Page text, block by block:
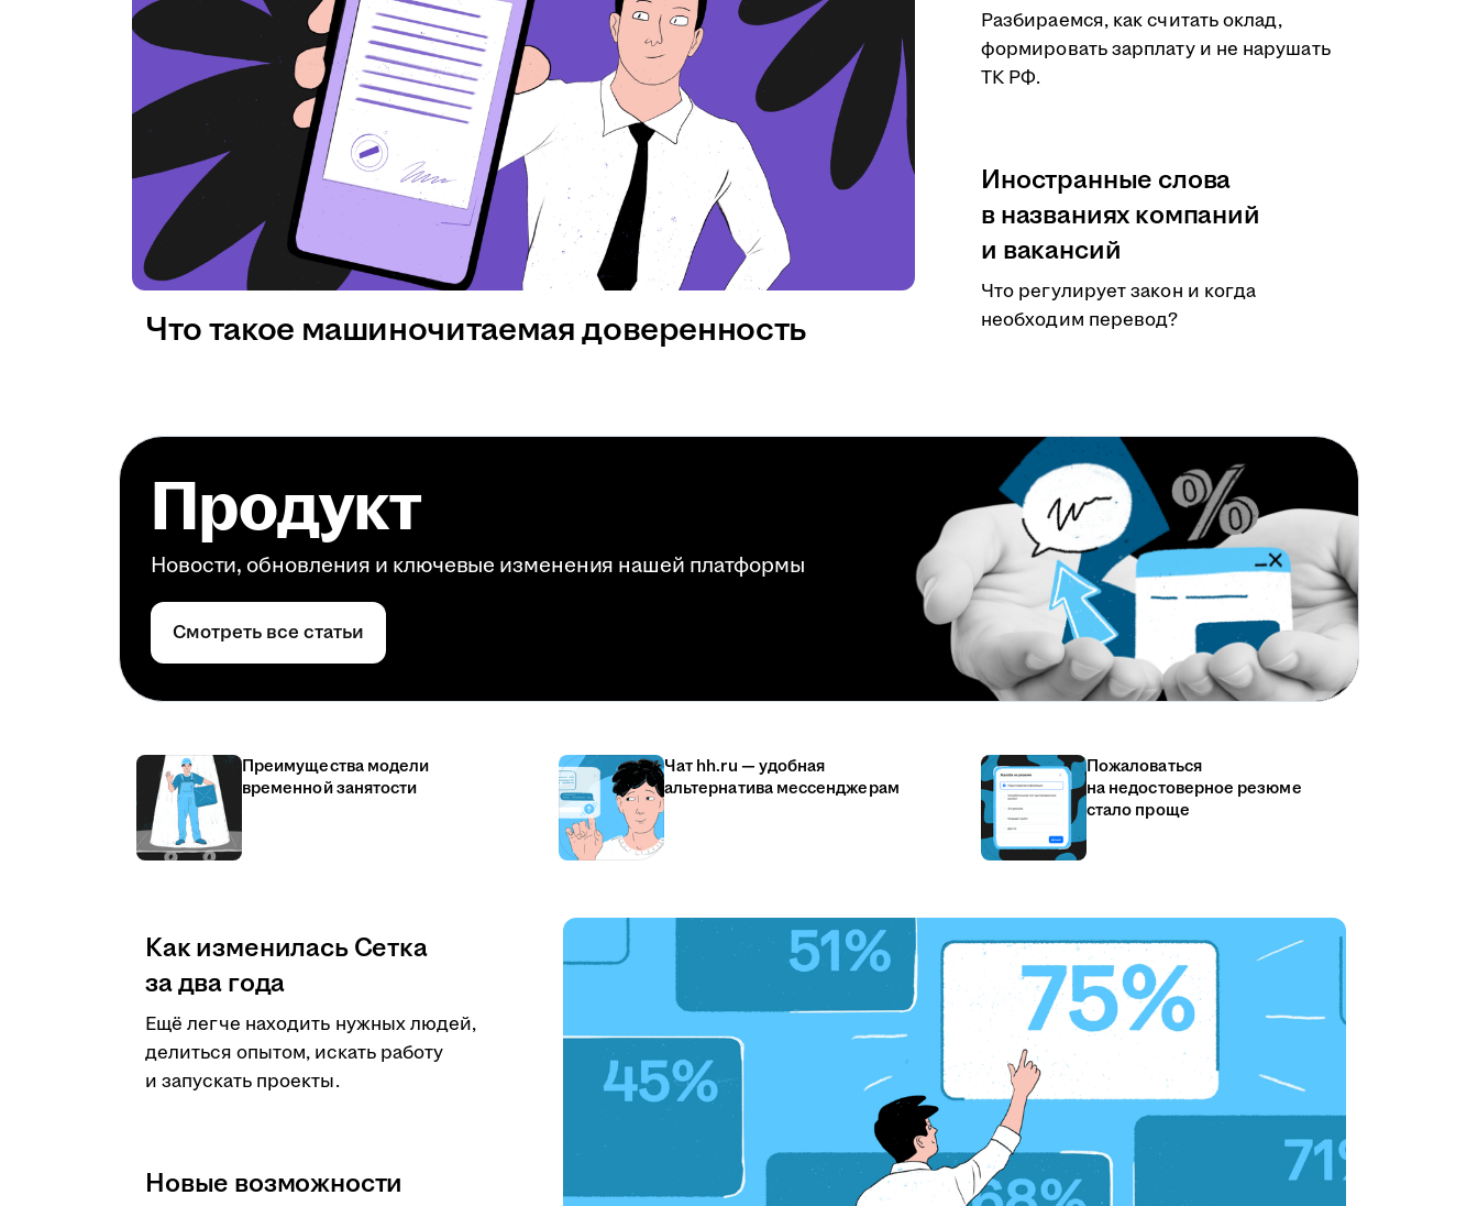
Разбираемся, как считать оклад,
формировать зарплату и не нарушать
ТК РФ.
Иностранные слова
в названиях компаний
и вакансий
Что регулирует закон и когда
необходим перевод?
Что такое машиночитаемая доверенность
Продукт
Новости, обновления и ключевые изменения нашей платформы
Смотреть все статьи
Преимущества модели
временной занятости
Чат hh.ru — удобная
альтернатива мессенджерам
Пожаловаться
на недостоверное резюме
стало проще
Как изменилась Сетка
за два года
Ещё легче находить нужных людей,
делиться опытом, искать работу
и запускать проекты.
Новые возможности